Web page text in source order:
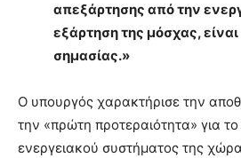
απεξάρτησης από την
εξάρτηση της μόσχας,
σημασίας.»
Ο υπουργός χαρακτήρισε την
την «πρώτη προτεραιότητα» για
ενεργειακού συστήματος της